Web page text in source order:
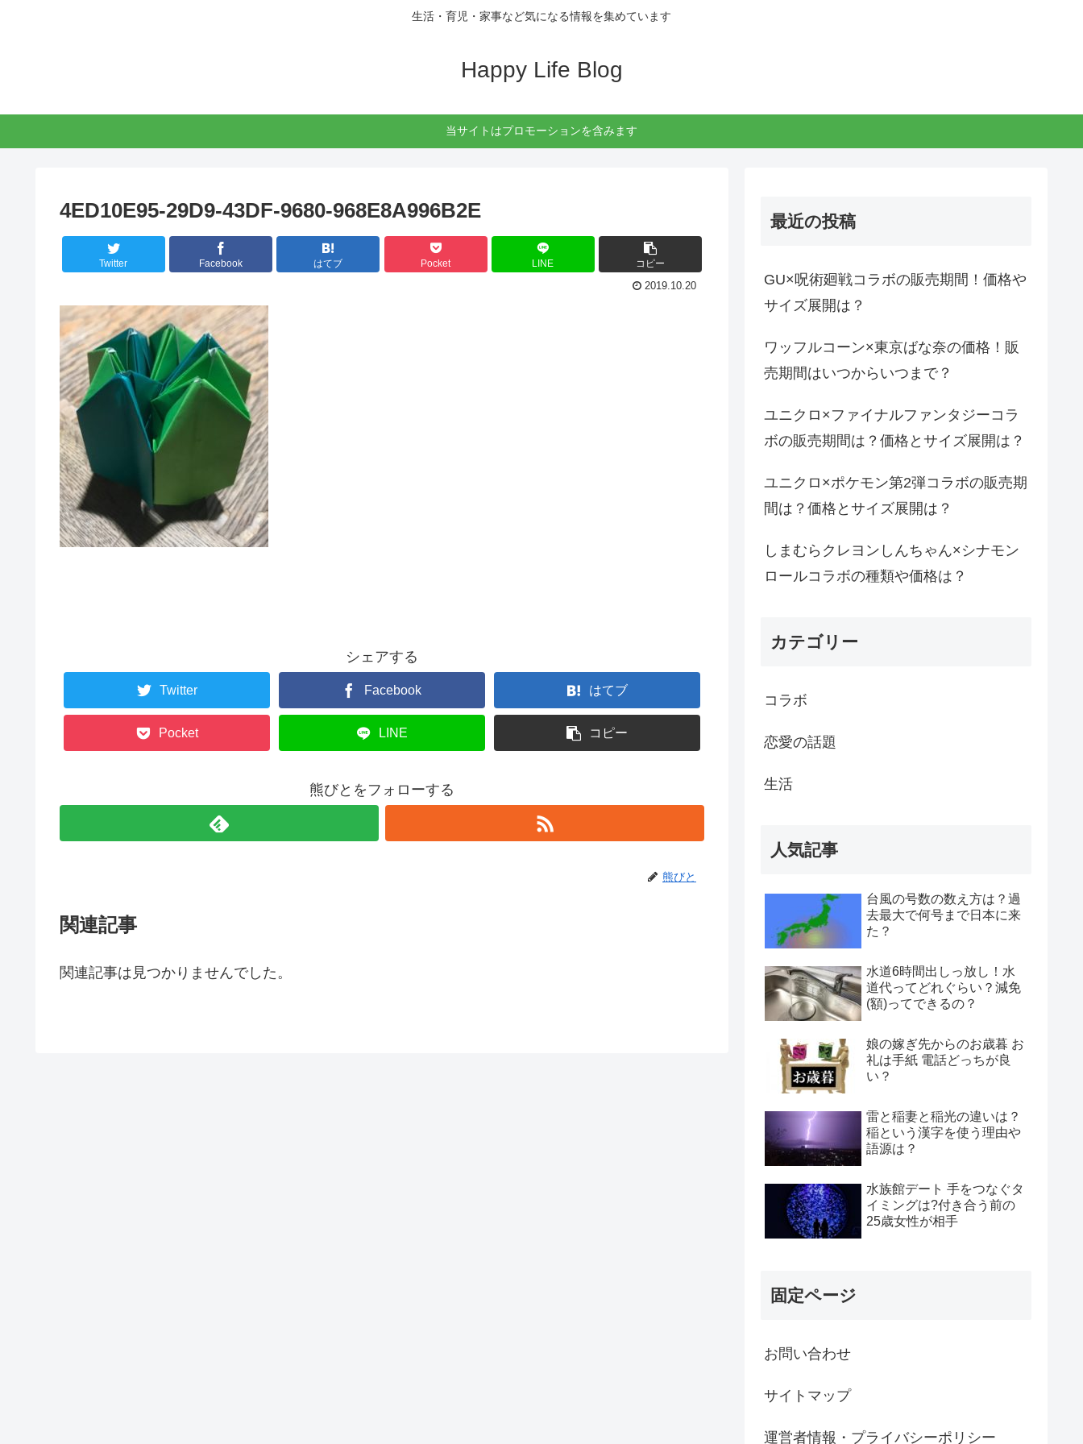
生活・育児・家事など気になる情報を集めています
Happy Life Blog
当サイトはプロモーションを含みます
4ED10E95-29D9-43DF-9680-968E8A996B2E
Twitter Facebook はてブ Pocket LINE コピー
2019.10.20
シェアする
Twitter Facebook はてブ
Pocket LINE コピー
熊びとをフォローする
熊びと
関連記事
関連記事は見つかりませんでした。
最近の投稿
GU×呪術廻戦コラボの販売期間！価格や
サイズ展開は？
ワッフルコーン×東京ばな奈の価格！販
売期間はいつからいつまで？
ユニクロ×ファイナルファンタジーコラ
ボの販売期間は？価格とサイズ展開は？
ユニクロ×ポケモン第2弾コラボの販売期
間は？価格とサイズ展開は？
しまむらクレヨンしんちゃん×シナモン
ロールコラボの種類や価格は？
カテゴリー
コラボ
恋愛の話題
生活
人気記事
台風の号数の数え方は？過
去最大で何号まで日本に来
た？
水道6時間出しっ放し！水
道代ってどれぐらい？減免
(額)ってできるの？
娘の嫁ぎ先からのお歳暮 お
礼は手紙 電話どっちが良
い？
雷と稲妻と稲光の違いは？
稲という漢字を使う理由や
語源は？
水族館デート 手をつなぐタ
イミングは?付き合う前の
25歳女性が相手
固定ページ
お問い合わせ
サイトマップ
運営者情報・プライバシーポリシー